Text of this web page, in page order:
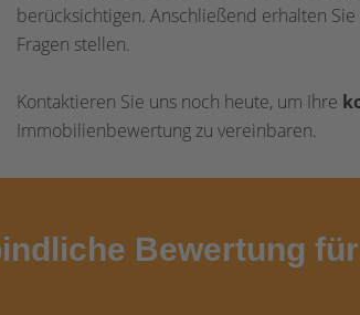
berücksichtigen. Anschließend erhalten
Fragen stellen.
Kontaktieren Sie uns noch heute, um Ihre
Immobilienbewertung zu vereinbaren.
Bewertung